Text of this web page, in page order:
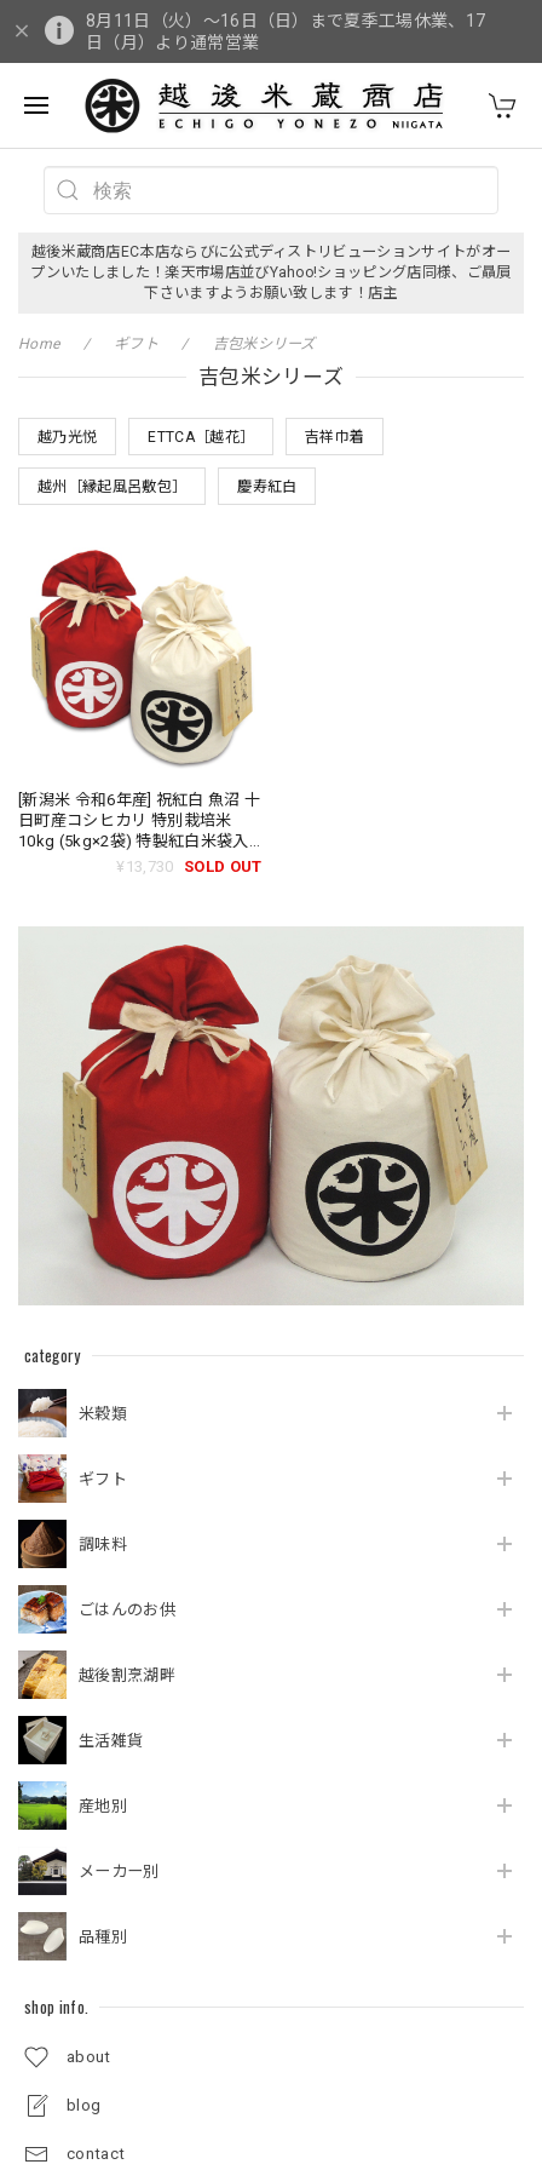
8月11日（火）～16日（日）まで夏季工場休業、17
日（月）より通常営業
越後米蔵商店EC本店ならびに公式ディストリビューションサイトがオー
プンいたしました！楽天市場店並びYahoo!ショッピング店同様、ご贔屓
下さいますようお願い致します！店主
category
米穀類
ギフト
調味料
ごはんのお供
越後割烹湖畔
生活雑貨
産地別
メーカー別
品種別
shop info.
about
blog
contact
Home ギフト 吉包米シリーズ
吉包米シリーズ
越乃光悦 ETTCA［越花］ 吉祥巾着
越州［縁起風呂敷包］ 慶寿紅白
[新潟米 令和6年産] 祝紅白 魚沼 十
日町産コシヒカリ 特別栽培米
10kg (5kg×2袋) 特製紅白米袋入
十日町 こしひかり 吉包米
¥13,730 SOLD OUT